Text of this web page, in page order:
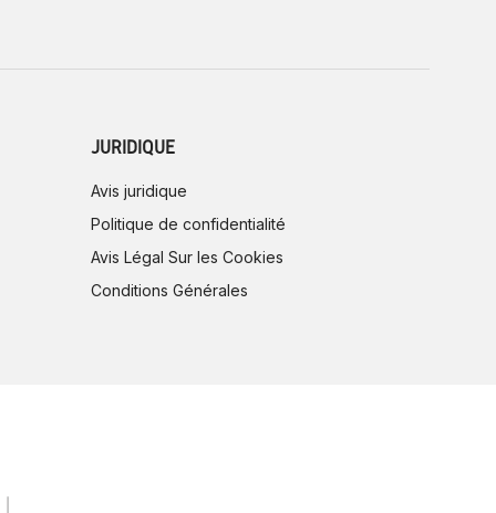
JURIDIQUE
Avis juridique
Politique de confidentialité
Avis Légal Sur les Cookies
Conditions Générales